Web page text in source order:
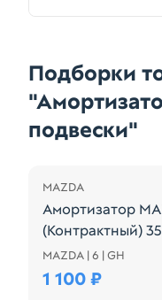
Подборки
подвески"
MAZDA
Амортизатор
(Контрактный)
Подходит Для
MAZDA | 6 | GH
1 100 ₽